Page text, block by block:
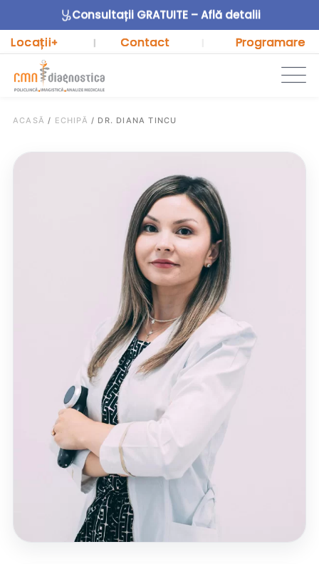
Consultații GRATUITE – Află detalii
Locații+ | Contact Programare
ACASĂ / ECHIPĂ / DR. DIANA TINCU